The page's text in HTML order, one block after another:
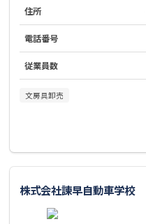
住所
電話番号
従業員数
文房具卸売
株式会社諫早自動車学校